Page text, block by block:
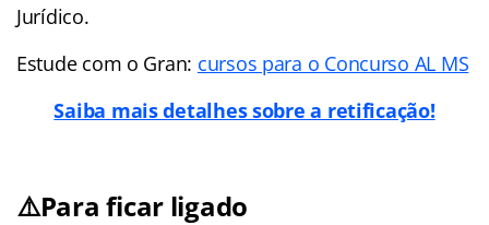
Jurídico.
Estude com o Gran: cursos para o Concurso AL MS
Saiba mais detalhes sobre a retificação!
⚠️Para ficar ligado